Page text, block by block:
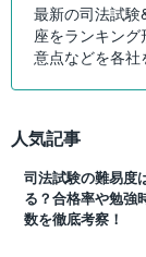
最新の司法試
座をランキン
意点などを各
人気記事
司法試験の難易度
る？合格率や勉強
数を徹底考察！